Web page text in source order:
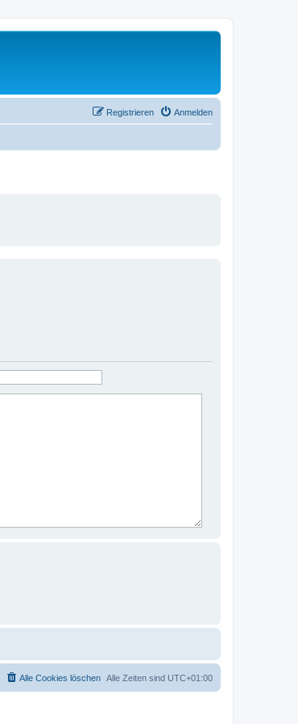
Anmelden
Registrieren
Alle Zeiten sind UTC+01:00
Alle Cookies löschen